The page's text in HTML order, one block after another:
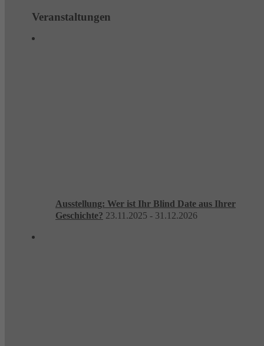
Veranstaltungen
Ausstellung: Wer ist Ihr Blind Date aus Ihrer
Geschichte? 23.11.2025 - 31.12.2026